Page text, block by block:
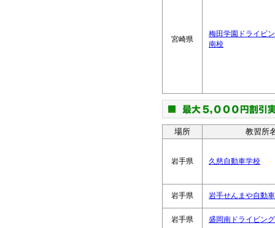
宮崎県
梅田学園ドライビ
南校
場所 教習所
岩手県 久慈自動車学校
岩手県 岩手せんまや自動
岩手県 盛岡南ドライビン